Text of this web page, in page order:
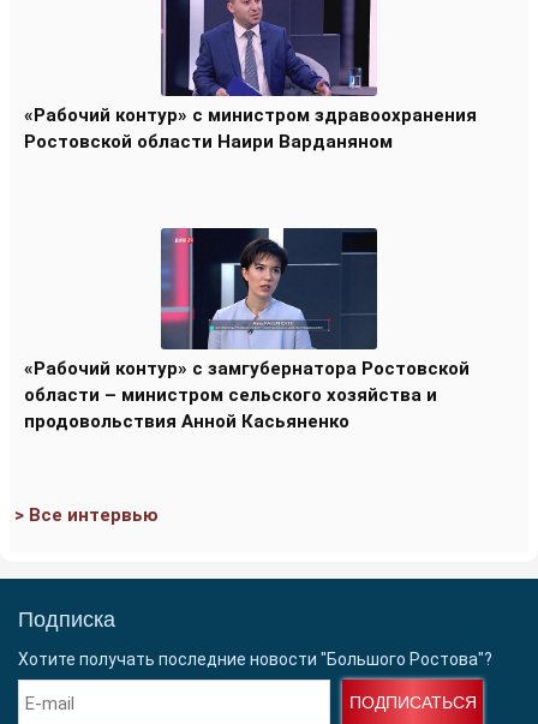
«Рабочий контур» с министром здравоохранения
Ростовской области Наири Варданяном
«Рабочий контур» с замгубернатора Ростовской
области – министром сельского хозяйства и
продовольствия Анной Касьяненко
> Все интервью
Подписка
Хотите получать последние новости "Большого Ростова"?
ПОДПИСАТЬСЯ